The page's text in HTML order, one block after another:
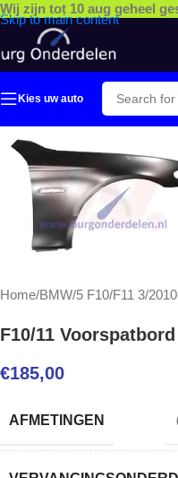
Skip to main content
Wij zijn tot 10 aug geheel
Kies uw auto
Home/BMW/5 F10/F11 3/
F10/11
€185,00
AFMETINGEN